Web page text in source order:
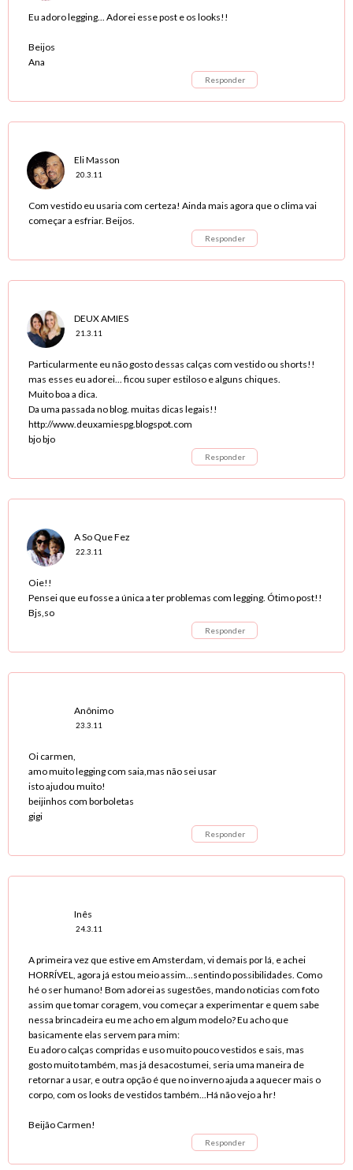
Eu adoro legging... Adorei esse post e os looks!!
Beijos
Ana
Responder
Eli Masson
20.3.11
Com vestido eu usaria com certeza! Ainda mais agora que o clima vai
começar a esfriar. Beijos.
Responder
DEUX AMIES
21.3.11
Particularmente eu não gosto dessas calças com vestido ou shorts!!
mas esses eu adorei... ficou super estiloso e alguns chiques.
Muito boa a dica.
Da uma passada no blog. muitas dicas legais!!
http://www.deuxamiespg.blogspot.com
bjo bjo
Responder
A So Que Fez
22.3.11
Oie!!
Pensei que eu fosse a única a ter problemas com legging. Ótimo post!!
Bjs,so
Responder
Anônimo
23.3.11
Oi carmen,
amo muito legging com saia,mas não sei usar
isto ajudou muito!
beijinhos com borboletas
gigi
Responder
Inês
24.3.11
A primeira vez que estive em Amsterdam, vi demais por lá, e achei
HORRÍVEL, agora já estou meio assim...sentindo possibilidades. Como
hé o ser humano! Bom adorei as sugestões, mando noticias com foto
assim que tomar coragem, vou começar a experimentar e quem sabe
nessa brincadeira eu me acho em algum modelo? Eu acho que
basicamente elas servem para mim:
Eu adoro calças compridas e uso muito pouco vestidos e sais, mas
gosto muito também, mas já desacostumei, seria uma maneira de
retornar a usar, e outra opção é que no inverno ajuda a aquecer mais o
corpo, com os looks de vestidos também...Há não vejo a hr!
Beijão Carmen!
Responder